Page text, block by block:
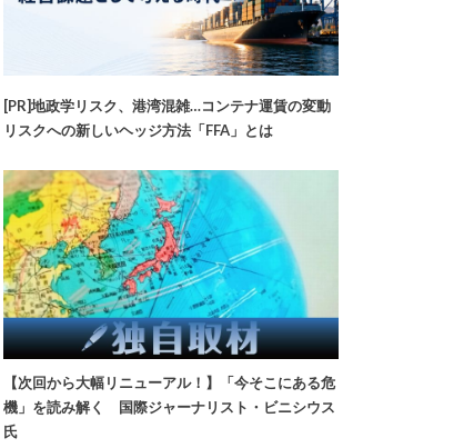
[PR]地政学リスク、港湾混雑…コンテナ運賃の変動
リスクへの新しいヘッジ方法「FFA」とは
【次回から大幅リニューアル！】「今そこにある危
機」を読み解く 国際ジャーナリスト・ビニシウス
氏